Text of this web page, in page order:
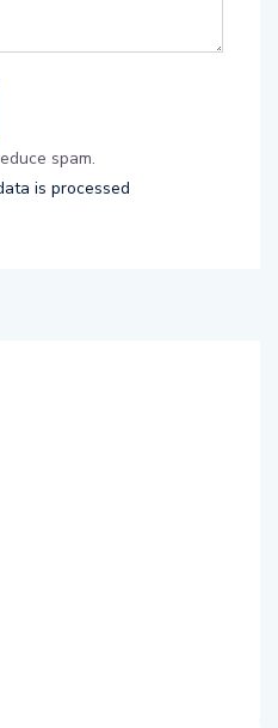
spam.
is processed